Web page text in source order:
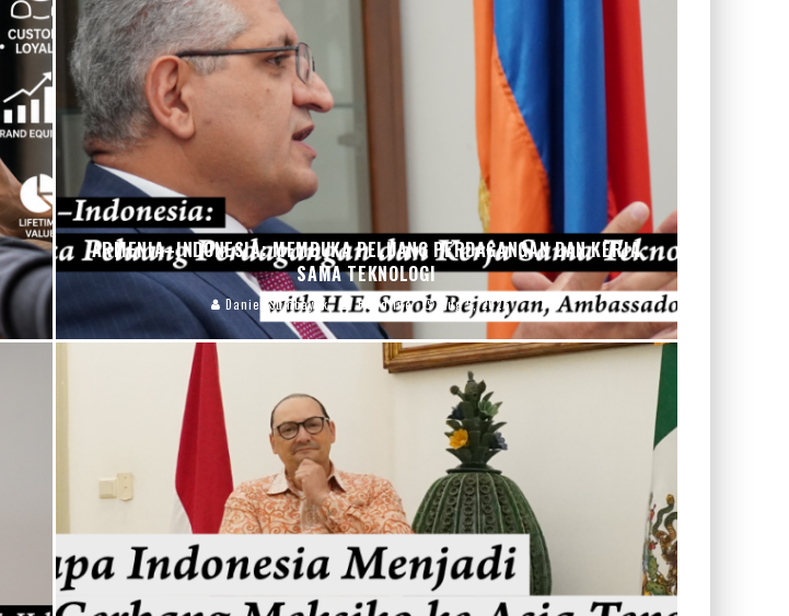
ARMENIA–INDONESIA: MEMBUKA PELUANG PERDAGANGAN DAN KERJA
SAMA TEKNOLOGI
Daniel Sumbayak Headline Aug 5, 2026